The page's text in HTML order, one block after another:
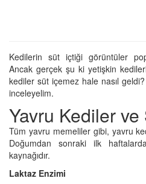
Kedilerin süt içtiği görüntüler
Ancak gerçek şu ki yetişkin
kediler süt içemez hale nasıl
inceleyelim.
Yavru Kediler ve
Tüm yavru memeliler gibi, yavru
Doğumdan sonraki ilk
kaynağıdır.
Laktaz Enzimi